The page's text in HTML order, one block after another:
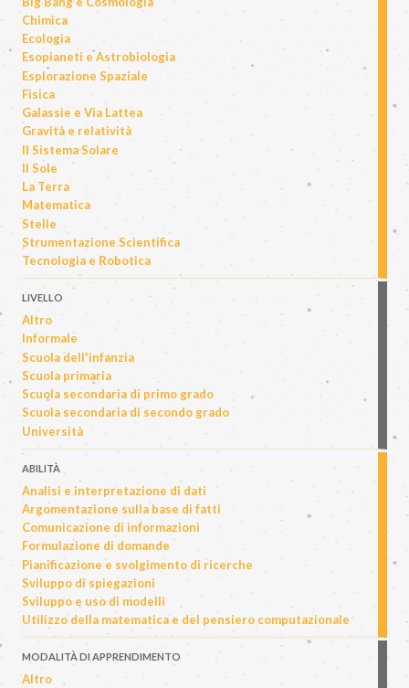
Chimica
Ecologia
Esopianeti e Astrobiologia
Esplorazione Spaziale
Fisica
Galassie e Via Lattea
Gravità e relatività
Il Sistema Solare
Il Sole
La Terra
Matematica
Stelle
Strumentazione Scientifica
Tecnologia e Robotica
LIVELLO
Altro
Informale
Scuola dell'infanzia
Scuola primaria
Scuola secondaria di primo grado
Scuola secondaria di secondo grado
Università
ABILITÀ
Analisi e interpretazione di dati
Argomentazione sulla base di fatti
Comunicazione di informazioni
Formulazione di domande
Pianificazione e svolgimento di ricerche
Sviluppo di spiegazioni
Sviluppo e uso di modelli
Utilizzo della matematica e del pensiero computazionale
MODALITÀ DI APPRENDIMENTO
Altro